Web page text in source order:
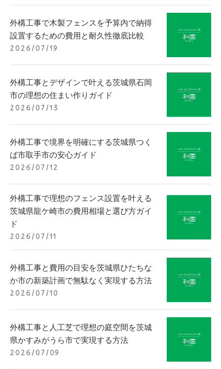
外構工事で木製フェンスを予算内で納得
設置するための費用と耐久性徹底比較
2026/07/19
外構工事とデザインで叶える茨城県石岡
市の理想の住まい作りガイド
2026/07/13
外構工事で境界を明確にする茨城県つく
ば市取手市の安心ガイド
2026/07/12
外構工事で理想のフェンス設置を叶える
茨城県龍ケ崎市の費用相場と選び方ガイ
ド
2026/07/11
外構工事と費用の目安を茨城県ひたちな
か市の新築計画で無駄なく実現する方法
2026/07/10
外構工事と人工芝で理想の庭空間を茨城
県かすみがうら市で実現する方法
2026/07/09